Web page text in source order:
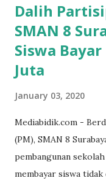
Dalih
SMAN 8
Siswa
Juta
January 03, 2020
Mediabidik.com -
(PM), SMAN 8
pembangunan
membayar siswa